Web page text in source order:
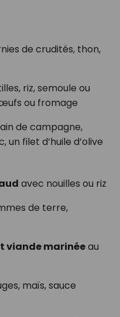
de crudités, thon,
riz, semoule ou
ou fromage
de campagne,
un filet d’huile d’olive
avec nouilles ou riz
de terre,
viande marinéeau
maïs, sauce